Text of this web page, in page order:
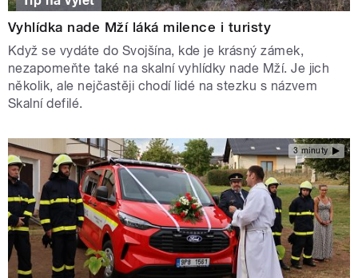
Vyhlídka nade Mží láká milence i turisty
Když se vydáte do Svojšína, kde je krásný zámek,
nezapomeňte také na skalní vyhlídky nade Mží. Je jich
několik, ale nejčastěji chodí lidé na stezku s názvem
Skalní defilé.
3 minuty